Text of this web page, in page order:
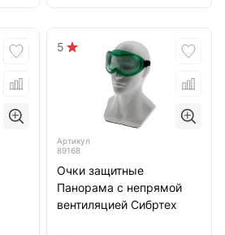
5
Артикул
89168
Очки защитные
Панорама с непрямой
вентиляцией Сибртех